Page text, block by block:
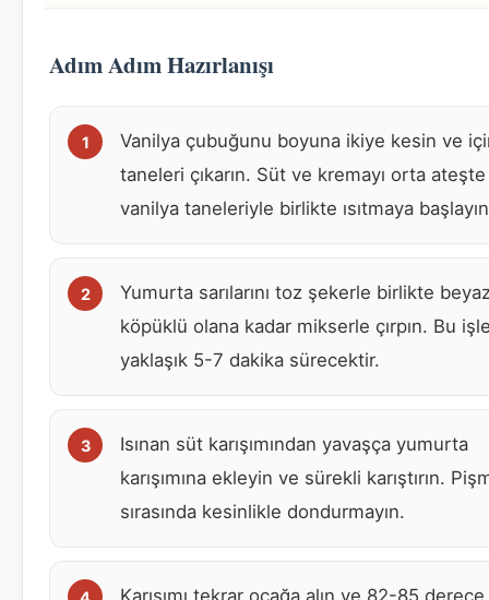
Adım Adım Hazırlanışı
Vanilya çubuğunu boyuna ikiye kesin ve
taneleri çıkarın. Süt ve kremayı orta ateşte
vanilya taneleriyle birlikte ısıtmaya
Yumurta sarılarını toz şekerle birlikte
köpüklü olana kadar mikserle çırpın. Bu
yaklaşık 5-7 dakika sürecektir.
Isınan süt karışımından yavaşça yumurta
karışımına ekleyin ve sürekli karıştırın.
sırasında kesinlikle dondurmayın.
Karışımı tekrar ocağa alın ve 82-85 derece